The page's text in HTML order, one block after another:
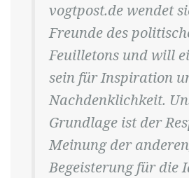
vogtpost.de wendet
Freunde des
Feuilletons und will
sein für Inspiration
Nachdenklichkeit.
Grundlage ist der
Meinung der
Begeisterung für die